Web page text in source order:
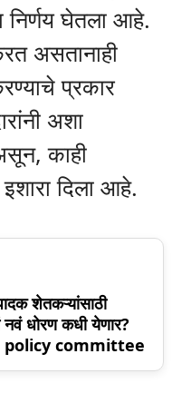
निर्णय घेतला आहे.
असतानाही
प्रकार
अशा
काही
दिला आहे.
शेतकऱ्यांसाठी
धोरण कधी येणार?
committee